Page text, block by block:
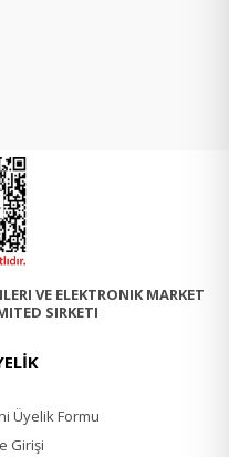
VE ELEKTRONIK MARKET
SIRKETI
Üyelik Formu
Girişi